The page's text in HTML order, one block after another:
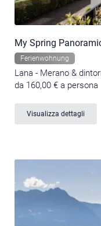
My Spring
Ferienwohnung
Lana - Merano &
da 160,00 € a persona
Visualizza dettagli